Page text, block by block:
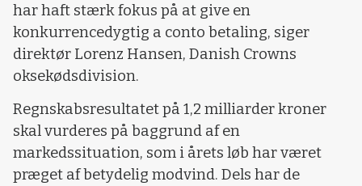
har haft stærk fokus på at give en
konkurrencedygtig a conto betaling, siger
direktør Lorenz Hansen, Danish Crowns
oksekødsdivision.
Regnskabsresultatet på 1,2 milliarder kroner
skal vurderes på baggrund af en
markedssituation, som i årets løb har været
præget af betydelig modvind. Dels har de